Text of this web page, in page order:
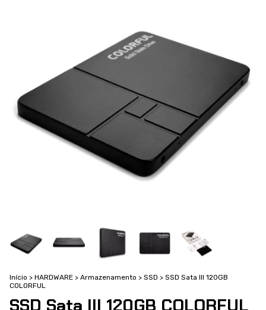
Início > HARDWARE > Armazenamento > SSD > SSD Sata III 120GB
COLORFUL